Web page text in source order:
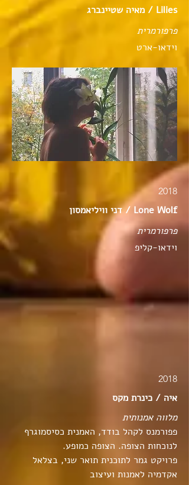
Lilies / מאיה שטיינברג
פרפורמרית
וידאו-ארט
2018
Lone Wolf / דני וויליאמסון
פרפורמרית
וידאו-קליפ
2018
איה / כינרת מקס
מלווה אמנותית
פפורמנס לקהל בודד, האמנית כסיסמוגרף
לנוכחות הצופה. הצופה כמופע.
פרויקט גמר לתוכנית תואר שני, בצלאל
אקדמיה לאמנות ועיצוב